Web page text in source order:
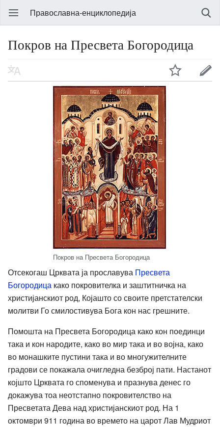
Православна-енциклопедија
Покров на Пресвета Богородица
Покров на Пресвета Богородица
Отсекогаш Црквата ја прославува Пресвета
Богородица како покровителка и заштитничка на
христијанскиот род, Којашто со своите претстателски
молитви Го смилостивува Бога кон нас грешните.
Помошта на Пресвета Богородица како кон поединци
така и кон народите, како во мир така и во војна, како
во монашките пустини така и во многужителните
градови се покажала очигледна безброј пати. Настанот
којшто Црквата го споменува и празнува денес го
докажува тоа неотстапно покровителство на
Пресветата Дева над христијанскиот род. На 1
октомври 911 година во времето на царот Лав Мудриот